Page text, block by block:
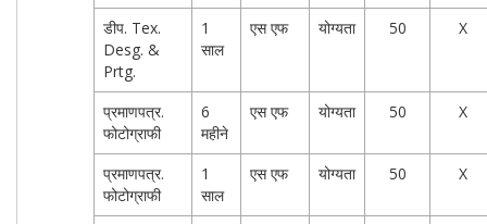
डीप. Tex.
Desg. &
Prtg.
1
साल
एस एफ योग्यता 50 X
प्रमाणपत्र.
फोटोग्राफी
6
महीने
एस एफ योग्यता 50 X
प्रमाणपत्र.
फोटोग्राफी
1
साल
एस एफ योग्यता 50 X